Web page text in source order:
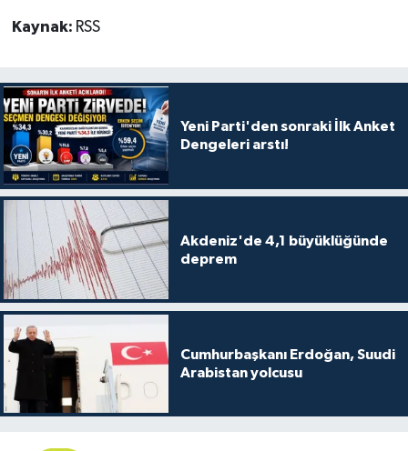
Kaynak: RSS
Yeni Parti'den sonraki İlk Anket
Dengeleri arstı!
Akdeniz'de 4,1 büyüklüğünde
deprem
Cumhurbaşkanı Erdoğan, Suudi
Arabistan yolcusu